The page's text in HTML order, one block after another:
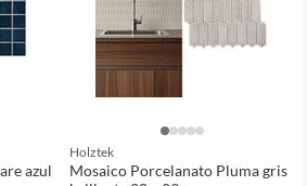
azul
Holztek
Mosaico Porcelanato Pluma gris